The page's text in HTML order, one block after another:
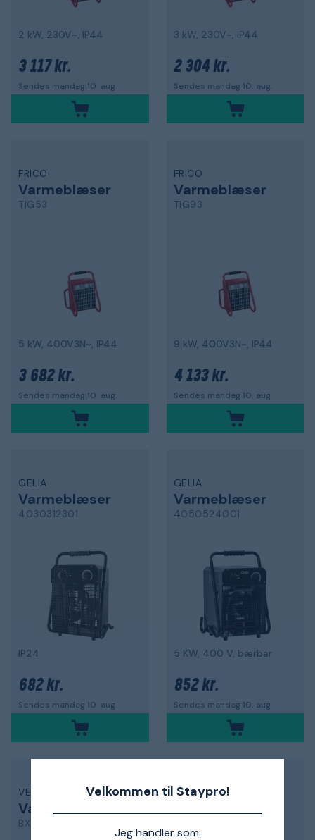
Velkommen til Staypro!
Jeg handler som:
2 kW, 230V~, IP44
3 117 kr.
Sendes mandag 10. aug.
3 kW, 230V~, IP44
2 304 kr.
Sendes mandag 10. aug.
FRICO
Varmeblæser
TIG53
5 kW, 400V3N~, IP44
3 682 kr.
Sendes mandag 10. aug.
FRICO
Varmeblæser
TIG93
9 kW, 400V3N~, IP44
4 133 kr.
Sendes mandag 10. aug.
GELIA
Varmeblæser
4030312301
IP24
682 kr.
Sendes mandag 10. aug.
GELIA
Varmeblæser
4050524001
5 KW, 400 V, bærbar
852 kr.
Sendes mandag 10. aug.
VEAB
Varmeblæser
BX-5E
VEAB
Varmeblæser